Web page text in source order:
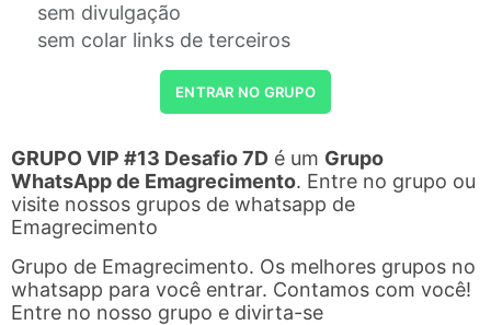
sem divulgação
sem colar links de terceiros
ENTRAR NO GRUPO
GRUPO VIP #13 Desafio 7D é um Grupo
WhatsApp de Emagrecimento. Entre no grupo ou
visite nossos grupos de whatsapp de
Emagrecimento
Grupo de Emagrecimento. Os melhores grupos no
whatsapp para você entrar. Contamos com você!
Entre no nosso grupo e divirta-se